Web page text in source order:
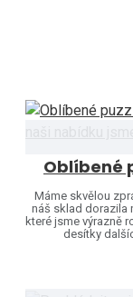
Máme skvělou
náš sklad dorazila
které jsme výrazně
desítky